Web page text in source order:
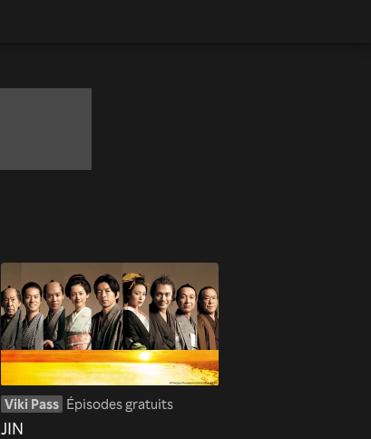
Viki Pass Épisodes gratuits
JIN